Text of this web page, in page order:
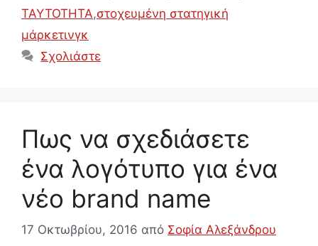
ΤΑΥΤΟΤΗΤΑ,στοχευμένη στατηγική
μάρκετινγκ
Σχολιάστε
Πως να σχεδιάσετε
ένα λογότυπο για ένα
νέο brand name
17 Οκτωβρίου, 2016 από Σοφία Αλεξάνδρου